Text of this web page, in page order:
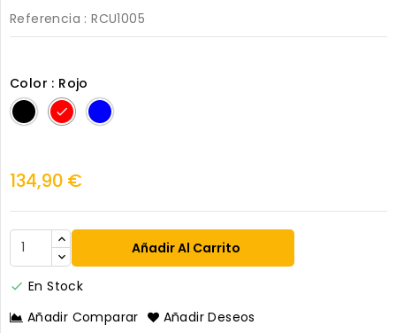
Referencia : RCU1005
Color : Rojo
NegroRojo Azul
134,90 €
Añadir Al Carrito
 En Stock
Añadir Comparar
Añadir Deseos